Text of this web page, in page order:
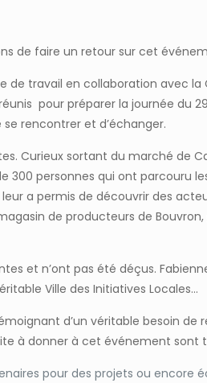
de faire un retour sur cet
travail en collaboration avec la
pour préparer la journée du
rencontrer et d’échanger.
Curieux sortant du marché de
personnes qui ont parcouru
a permis de découvrir des
de producteurs de
et n’ont pas été déçus.
Ville des Initiatives Locales…
d’un véritable besoin
à donner à cet événement sont
pour des projets ou encore